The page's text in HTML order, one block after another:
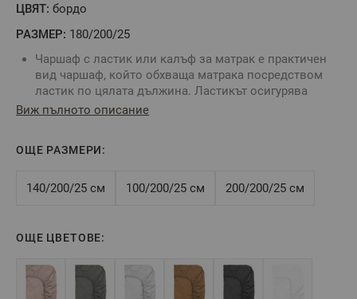
ЦВЯТ: бордо
РАЗМЕР: 180/200/25
Чаршаф с ластик или калъф за матрак е практичен
вид чаршаф, който обхваща матрака посредством
ластик по цялата дължина. Ластикът осигурява
неподвижност на чаршафа и не позволява
създайте комплект точно за Вас.
да знаете точните размери на вашия матрак:
Размер:180/200/25 см
максимална височина на матрака - 25 см
Състав:
100% памучен сатен
Виж пълното описание
ОЩЕ РАЗМЕРИ:
140/200/25 см 100/200/25 см 200/200/25 см
ОЩЕ ЦВЕТОВЕ: